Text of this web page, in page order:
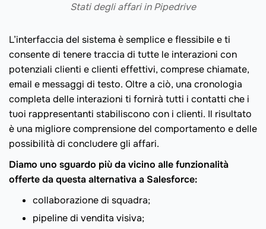
Stati degli affari in Pipedrive
L’interfaccia del sistema è semplice e flessibile e ti
consente di tenere traccia di tutte le interazioni con
potenziali clienti e clienti effettivi, comprese chiamate,
email e messaggi di testo. Oltre a ciò, una cronologia
completa delle interazioni ti fornirà tutti i contatti che i
tuoi rappresentanti stabiliscono con i clienti. Il risultato
è una migliore comprensione del comportamento e delle
possibilità di concludere gli affari.
Diamo uno sguardo più da vicino alle funzionalità
offerte da questa alternativa a Salesforce:
collaborazione di squadra;
pipeline di vendita visiva;